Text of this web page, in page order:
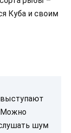
Куба и своим
выступают
Можно
шум